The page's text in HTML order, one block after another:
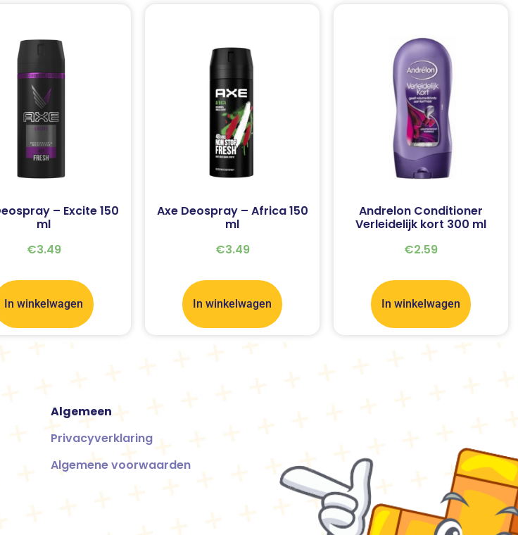
– Excite 150
ml
€3.49
In winkelwagen
Axe Deospray – Africa 150
ml
€3.49
In winkelwagen
Andrelon Conditioner
Verleidelijk kort 300 ml
€2.59
In winkelwagen
Algemeen
Privacyverklaring
Algemene voorwaarden